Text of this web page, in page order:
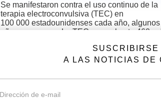
Se manifestaron contra el uso continuo de la
terapia electroconvulsiva (TEC) en
100 000 estadounidenses cada año,
años o menores. La TEC, pasar hasta 460
convulsión, puede resultar en pérdida de
permanente y daño cerebral. Incluso varios
mostraron los pulgares en señal de
pancartas que llaman al electrochoque
SUSCRIBIRSE
A LAS NOTICIAS DE